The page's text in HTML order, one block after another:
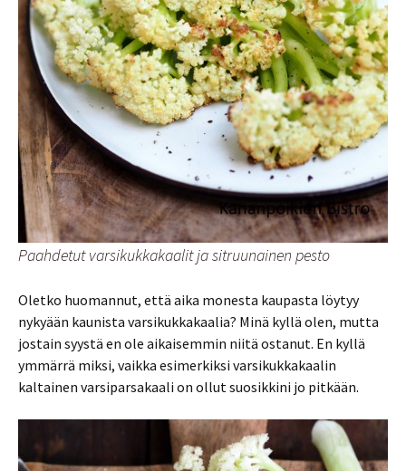
Paahdetut varsikukkakaalit ja sitruunainen pesto
Oletko huomannut, että aika monesta kaupasta löytyy
nykyään kaunista varsikukkakaalia? Minä kyllä olen, mutta
jostain syystä en ole aikaisemmin niitä ostanut. En kyllä
ymmärrä miksi, vaikka esimerkiksi varsikukkakaalin
kaltainen varsiparsakaali on ollut suosikkini jo pitkään.